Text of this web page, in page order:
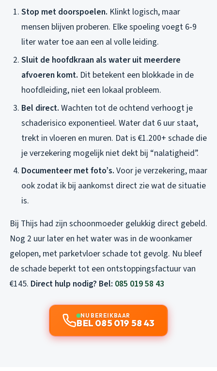
Stop met doorspoelen. Klinkt logisch, maar
mensen blijven proberen. Elke spoeling voegt 6-9
liter water toe aan een al volle leiding.
Sluit de hoofdkraan als water uit meerdere
afvoeren komt. Dit betekent een blokkade in de
hoofdleiding, niet een lokaal probleem.
Bel direct. Wachten tot de ochtend verhoogt je
schaderisico exponentieel. Water dat 6 uur staat,
trekt in vloeren en muren. Dat is €1.200+ schade die
je verzekering mogelijk niet dekt bij “nalatigheid”.
Documenteer met foto’s. Voor je verzekering, maar
ook zodat ik bij aankomst direct zie wat de situatie
is.
Bij Thijs had zijn schoonmoeder gelukkig direct gebeld.
Nog 2 uur later en het water was in de woonkamer
gelopen, met parketvloer schade tot gevolg. Nu bleef
de schade beperkt tot een ontstoppingsfactuur van
€145. Direct hulp nodig? Bel: 085 019 58 43
NU BEREIKBAAR
BEL 085 019 58 43